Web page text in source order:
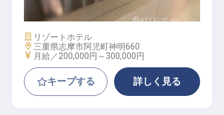
施設業態
リゾートホテル
勤務地
三重県志摩市阿児町神明660
給与
月給／200,000円～ 300,000円
キープする 詳しく見る